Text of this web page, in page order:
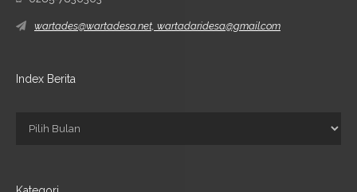
wartades@wartadesa.net, wartadaridesa@gmail.com
Index Berita